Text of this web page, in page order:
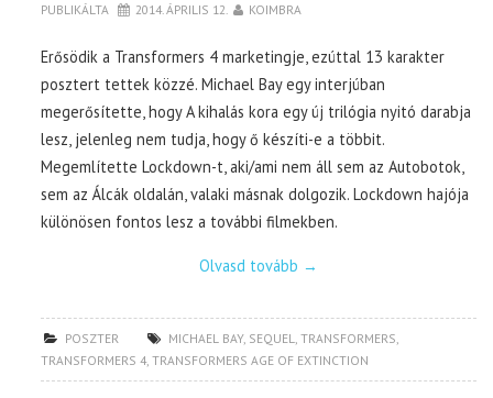
PUBLIKÁLTA 2014. ÁPRILIS 12. KOIMBRA
Erősödik a Transformers 4 marketingje, ezúttal 13 karakter
posztert tettek közzé. Michael Bay egy interjúban
megerősítette, hogy A kihalás kora egy új trilógia nyitó darabja
lesz, jelenleg nem tudja, hogy ő készíti-e a többit.
Megemlítette Lockdown-t, aki/ami nem áll sem az Autobotok,
sem az Álcák oldalán, valaki másnak dolgozik. Lockdown hajója
különösen fontos lesz a további filmekben.
Olvasd tovább →
POSZTER MICHAEL BAY, SEQUEL,TRANSFORMERS,
TRANSFORMERS 4,TRANSFORMERS AGE OF EXTINCTION